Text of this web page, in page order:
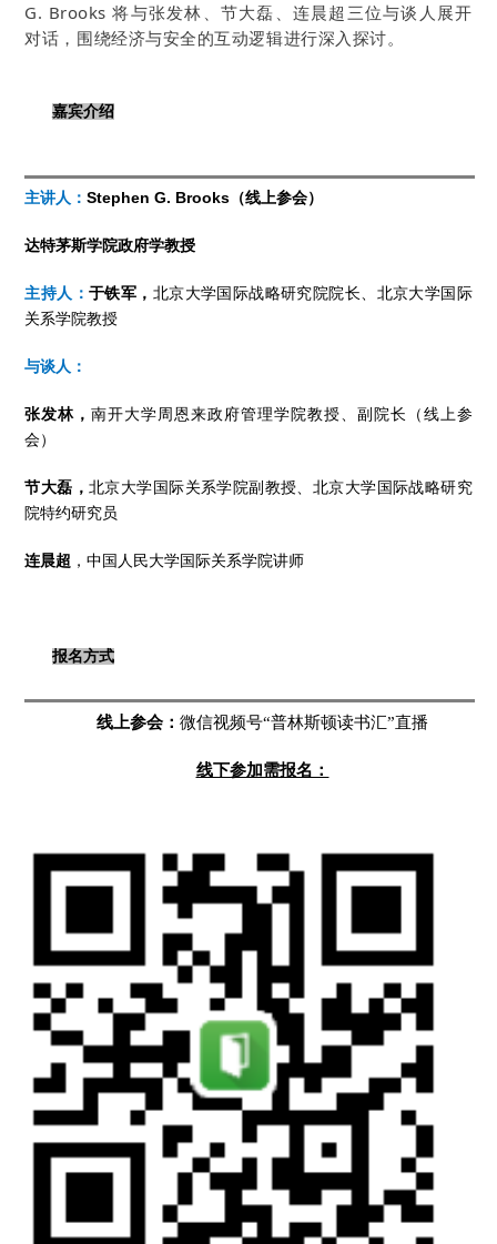
G. Brooks 将与张发林、节大磊、连晨超三位与谈人展开
对话，围绕经济与安全的互动逻辑进行深入探讨。
嘉宾介绍
主讲人：Stephen G. Brooks（线上参会）
达特茅斯学院政府学教授
主持人：于铁军， 北京大学国际战略研究院院长、北京大学国际
关系学院教授
与谈人：
张发林，南开大学周恩来政府管理学院教授、副院长（线上参
会）
节大磊，北京大学国际关系学院副教授、北京大学国际战略研究
院特约研究员
连晨超 ，中国人民大学国际关系学院讲师
报名方式
线上参会： 微信视频号“普林斯顿读书汇”直播
线下参加需报名：